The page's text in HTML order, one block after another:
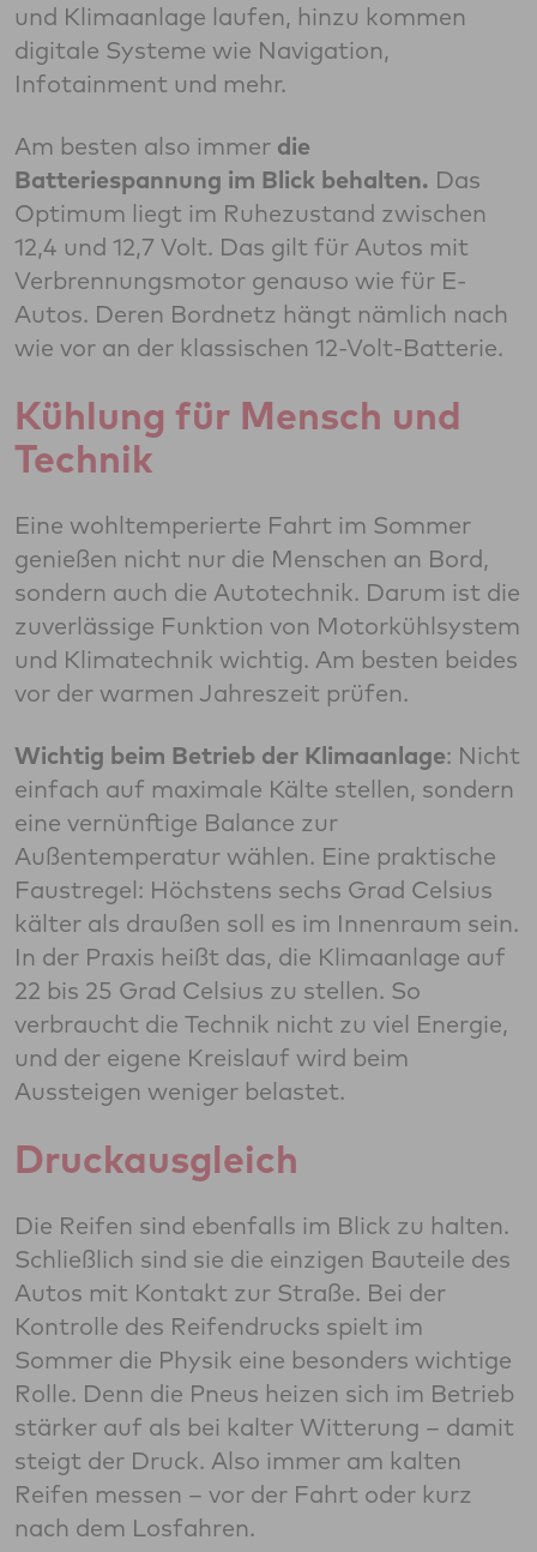
und Klimaanlage laufen, hinzu kommen
digitale Systeme wie Navigation,
Infotainment und mehr.
Am besten also immer die
Batteriespannung im Blick behalten. Das
Optimum liegt im Ruhezustand zwischen
12,4 und 12,7 Volt. Das gilt für Autos mit
Verbrennungsmotor genauso wie für E-
Autos. Deren Bordnetz hängt nämlich nach
wie vor an der klassischen 12-Volt-Batterie.
Kühlung für Mensch und
Technik
Eine wohltemperierte Fahrt im Sommer
genießen nicht nur die Menschen an Bord,
sondern auch die Autotechnik. Darum ist die
zuverlässige Funktion von Motorkühlsystem
und Klimatechnik wichtig. Am besten beides
vor der warmen Jahreszeit prüfen.
Wichtig beim Betrieb der Klimaanlage: Nicht
einfach auf maximale Kälte stellen, sondern
eine vernünftige Balance zur
Außentemperatur wählen. Eine praktische
Faustregel: Höchstens sechs Grad Celsius
kälter als draußen soll es im Innenraum sein.
In der Praxis heißt das, die Klimaanlage auf
22 bis 25 Grad Celsius zu stellen. So
verbraucht die Technik nicht zu viel Energie,
und der eigene Kreislauf wird beim
Aussteigen weniger belastet.
Druckausgleich
Die Reifen sind ebenfalls im Blick zu halten.
Schließlich sind sie die einzigen Bauteile des
Autos mit Kontakt zur Straße. Bei der
Kontrolle des Reifendrucks spielt im
Sommer die Physik eine besonders wichtige
Rolle. Denn die Pneus heizen sich im Betrieb
stärker auf als bei kalter Witterung – damit
steigt der Druck. Also immer am kalten
Reifen messen – vor der Fahrt oder kurz
nach dem Losfahren.